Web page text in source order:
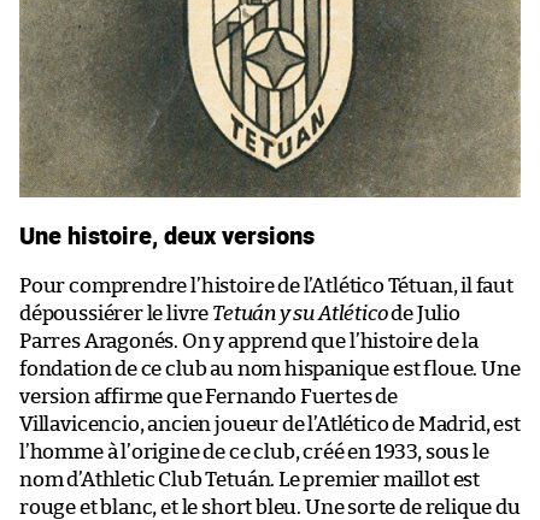
Une histoire, deux versions
Pour comprendre l’histoire de l’Atlético Tétuan, il faut
dépoussiérer le livre Tetuán y su Atléticode Julio
Parres Aragonés. On y apprend que l’histoire de la
fondation de ce club au nom hispanique est floue. Une
version affirme que Fernando Fuertes de
Villavicencio, ancien joueur de l’Atlético de Madrid, est
l’homme à l’origine de ce club, créé en 1933, sous le
nom d’Athletic Club Tetuán. Le premier maillot est
rouge et blanc, et le short bleu. Une sorte de relique du